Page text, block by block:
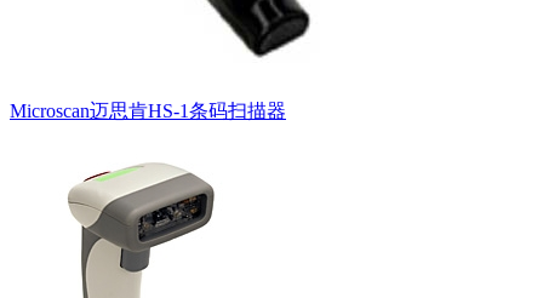
Microscan迈思肯HS-1条码扫描器